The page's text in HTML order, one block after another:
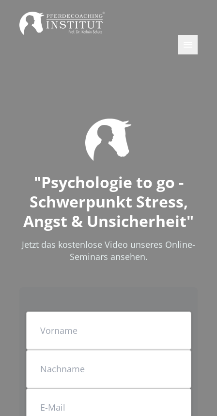
"Psychologie to go -
Schwerpunkt Stress,
Angst & Unsicherheit"
Jetzt das kostenlose Video unseres Online-
Seminars ansehen.